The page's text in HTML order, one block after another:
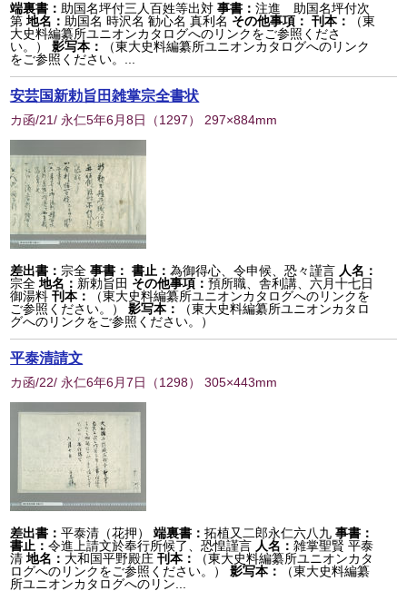
端裏書： 助国名坪付三人百姓等出対 事書：注進 助国名坪付次
第地名： 助国名 時沢名 勧心名 真利名 その他事項： 刊本：
（東
大史料編纂所ユニオンカタログへのリンクをご参照くださ
い。）
影写本：
（東大史料編纂所ユニオンカタログへのリンク
をご参照ください。...
安芸国新勅旨田雑掌宗全書状
カ函/21/ 永仁5年6月8日 （1297） 297×884mm
差出書： 宗全 事書： 書止：為御得心、令申候、恐々謹言 人名：
宗全 地名： 新勅旨田 その他事項：預所職、舎利講、六月十七日
御湯料 刊本：
（東大史料編纂所ユニオンカタログへのリンクを
ご参照ください。）
影写本：
（東大史料編纂所ユニオンカタロ
グへのリンクをご参照ください。）
平泰清請文
カ函/22/ 永仁6年6月7日 （1298） 305×443mm
差出書：平泰清（花押） 端裏書：拓植又二郎永仁六八九 事書：
書止：令進上請文於奉行所候了、恐惶謹言 人名：雑掌聖賢 平泰
清 地名： 大和国平野殿庄 刊本：
（東大史料編纂所ユニオンカタ
ログへのリンクをご参照ください。）
影写本：
（東大史料編纂
所ユニオンカタログへのリン...